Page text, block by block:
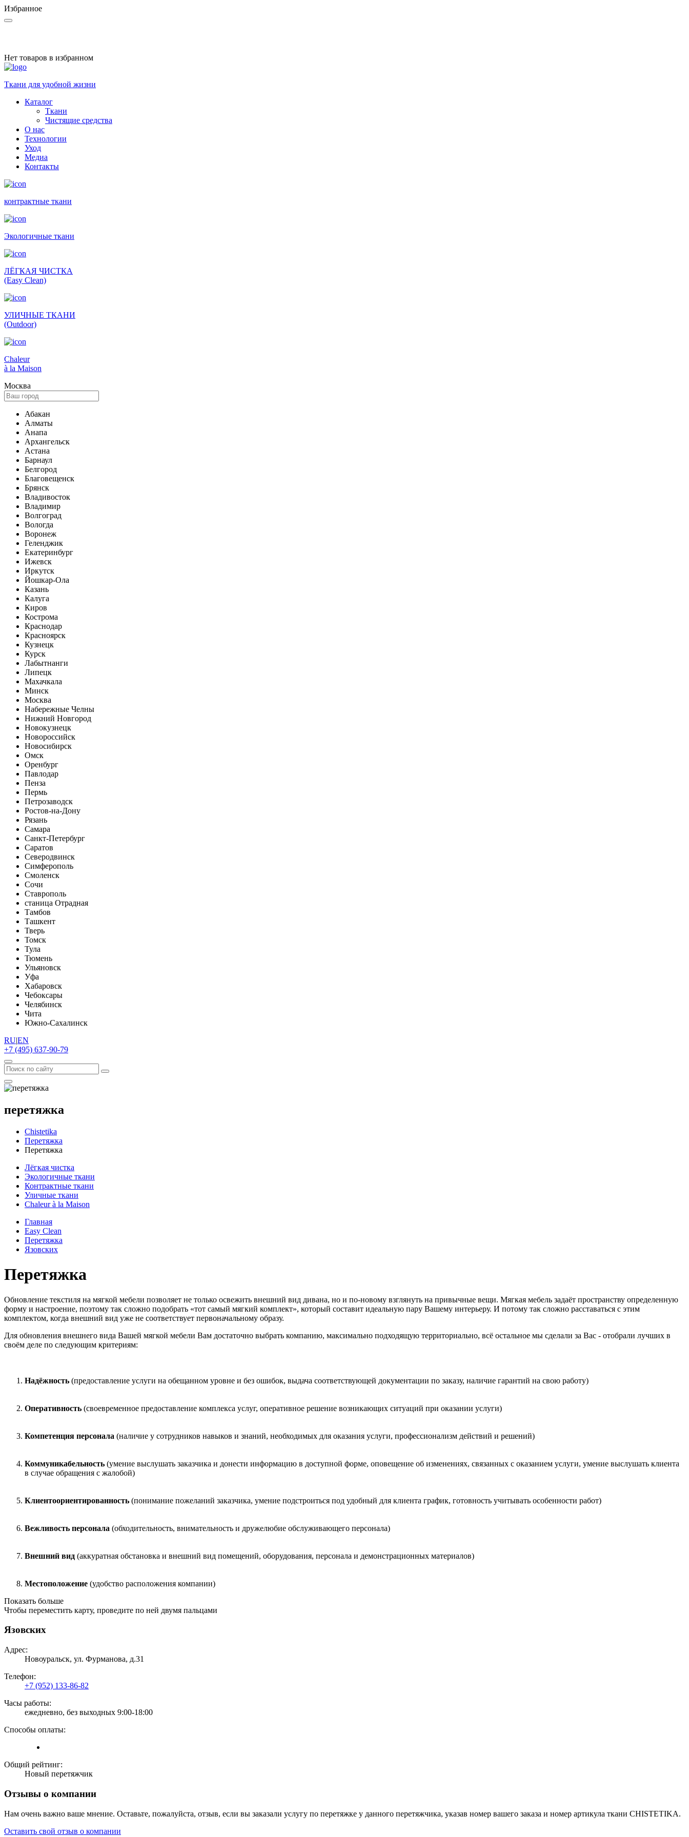
Избранное
Нет товаров в избранном
Ткани для удобной жизни
Каталог
Ткани
Чистящие средства
О нас
Технологии
Уход
Медиа
Контакты
контракт­ные ткани
Экологич­ные ткани
ЛЁГКАЯ ЧИСТКА
(Easy Clean)
УЛИЧНЫЕ ТКАНИ
(Outdoor)
Сhaleur
à la Maison
Москва
Абакан
Алматы
Анапа
Архангельск
Астана
Барнаул
Белгород
Благовещенск
Брянск
Владивосток
Владимир
Волгоград
Вологда
Воронеж
Геленджик
Екатеринбург
Ижевск
Иркутск
Йошкар-Ола
Казань
Калуга
Киров
Кострома
Краснодар
Красноярск
Кузнецк
Курск
Лабытнанги
Липецк
Махачкала
Минск
Москва
Набережные Челны
Нижний Новгород
Новокузнецк
Новороссийск
Новосибирск
Омск
Оренбург
Павлодар
Пенза
Пермь
Петрозаводск
Ростов-на-Дону
Рязань
Самара
Санкт-Петербург
Саратов
Северодвинск
Симферополь
Смоленск
Сочи
Ставрополь
станица Отрадная
Тамбов
Ташкент
Тверь
Томск
Тула
Тюмень
Ульяновск
Уфа
Хабаровск
Чебоксары
Челябинск
Чита
Южно-Сахалинск
RU|EN
+7 (495) 637-90-79
перетяжка
Chistetika
Перетяжка
Перетяжка
Лёгкая чистка
Экологичные ткани
Контрактные ткани
Уличные ткани
Сhaleur à la Maison
Главная
Easy Clean
Перетяжка
Язовских
Перетяжка
Обновление текстиля на мягкой мебели позволяет не только освежить внешний вид дивана, но и по-новому взглянуть на привычные вещи. Мягкая мебель задаёт пространству определенную
форму и настроение, поэтому так сложно подобрать «тот самый мягкий комплект», который составит идеальную пару Вашему интерьеру. И потому так сложно расставаться с этим
комплектом, когда внешний вид уже не соответствует первоначальному образу.
Для обновления внешнего вида Вашей мягкой мебели Вам достаточно выбрать компанию, максимально подходящую территориально, всё остальное мы сделали за Вас - отобрали лучших в
своём деле по следующим критериям:
Надёжность (предоставление услуги на обещанном уровне и без ошибок, выдача соответствующей документации по заказу, наличие гарантий на свою работу)
Оперативность (своевременное предоставление комплекса услуг, оперативное решение возникающих ситуаций при оказании услуги)
Компетенция персонала (наличие у сотрудников навыков и знаний, необходимых для оказания услуги, профессионализм действий и решений)
Коммуникабельность (умение выслушать заказчика и донести информацию в доступной форме, оповещение об изменениях, связанных с оказанием услуги, умение выслушать клиента
в случае обращения с жалобой)
Клиентоориентированность (понимание пожеланий заказчика, умение подстроиться под удобный для клиента график, готовность учитывать особенности работ)
Вежливость персонала (обходительность, внимательность и дружелюбие обслуживающего персонала)
Внешний вид (аккуратная обстановка и внешний вид помещений, оборудования, персонала и демонстрационных материалов)
Местоположение (удобство расположения компании)
Показать больше
Чтобы переместить карту, проведите по ней двумя пальцами
Язовских
Адрес:
Новоуральск, ул. Фурманова, д.31
Телефон:
+7 (952) 133-86-82
Часы работы:
ежедневно, без выходных 9:00-18:00
Способы оплаты:
Общий рейтинг:
Новый перетяжчик
Отзывы о компании
Нам очень важно ваше мнение. Оставьте, пожалуйста, отзыв, если вы заказали услугу по перетяжке у данного перетяжчика, указав номер вашего заказа и номер артикула ткани CHISTETIKA.
Оставить свой отзыв о компании